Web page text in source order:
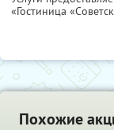
«Гостиница
Похожие